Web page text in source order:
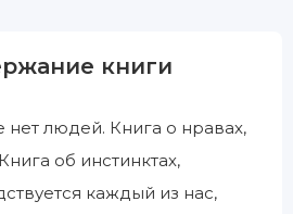
книги
нет людей. Книга о нравах,
об инстинктах,
каждый из нас,